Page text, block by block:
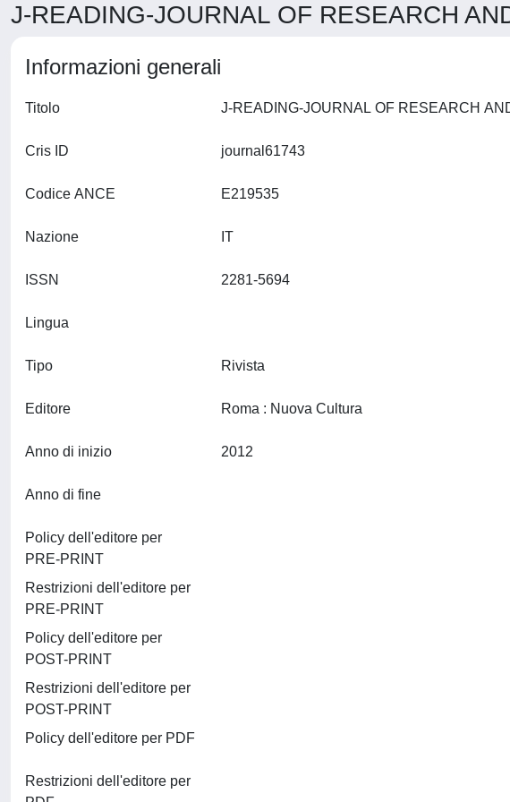
J-READING-JOURNAL OF RESEARCH
Informazioni generali
Titolo
Cris ID
Codice ANCE
Nazione
ISSN
Lingua
Tipo Rivista
Editore
Anno di inizio
Anno di fine
Policy dell'editore per
PRE-PRINT
Restrizioni dell'editore per
PRE-PRINT
Policy dell'editore per
POST-PRINT
Restrizioni dell'editore per
POST-PRINT
Policy dell'editore per PDF
Restrizioni dell'editore per